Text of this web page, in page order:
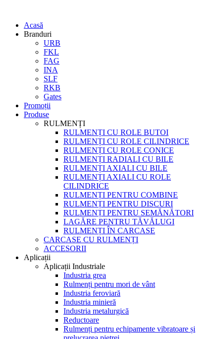
Acasă
Branduri
URB
FKL
FAG
INA
SLF
RKB
Gates
Promoții
Produse
RULMENȚI
RULMENȚI CU ROLE BUTOI
RULMENȚI CU ROLE CILINDRICE
RULMENȚI CU ROLE CONICE
RULMENȚI RADIALI CU BILE
RULMENȚI AXIALI CU BILE
RULMENȚI AXIALI CU ROLE
CILINDRICE
RULMENȚI PENTRU COMBINE
RULMENȚI PENTRU DISCURI
RULMENȚI PENTRU SEMĂNĂTORI
LAGĂRE PENTRU TĂVĂLUGI
RULMENȚI ÎN CARCASE
CARCASE CU RULMENȚI
ACCESORII
Aplicații
Aplicații Industriale
Industria grea
Rulmenți pentru mori de vânt
Industria feroviară
Industria minieră
Industria metalurgică
Reductoare
Rulmenți pentru echipamente vibratoare și